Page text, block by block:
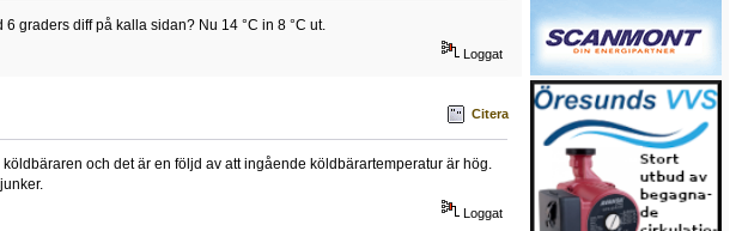
graders diff på kalla sidan? Nu 14 °C in 8 °C ut.
Loggat
Citera
och det är en följd av att ingående köldbärartemperatur är hög.
Loggat